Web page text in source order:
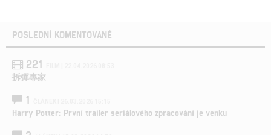
POSLEDNÍ KOMENTOVANÉ
221
拆彈專家
1
Harry Potter: První trailer seriálového zpracování je venku